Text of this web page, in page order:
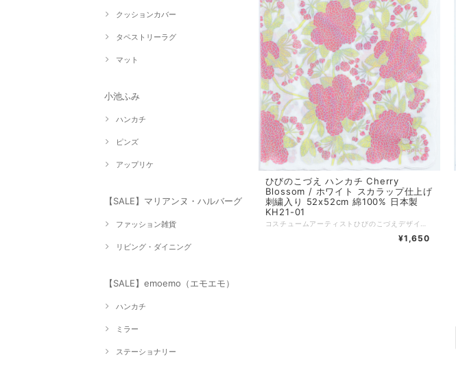
クッションカバー
タペストリーラグ
マット
小池ふみ
ハンカチ
ピンズ
アップリケ
【SALE】マリアンヌ・ハルバーグ
ファッション雑貨
リビング・ダイニング
【SALE】emoemo（エモエモ）
ハンカチ
ミラー
ステーショナリー
ひびのこづえ ハンカチ Cherry
Blossom / ホワイト スカラップ仕上げ
刺繍入り 52x52cm 綿100% 日本製
KH21-01
¥1,650